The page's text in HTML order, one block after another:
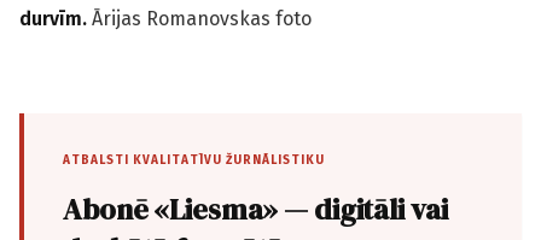
durvīm. Ārijas Romanovskas foto
ATBALSTI KVALITATĪVU ŽURNĀLISTIKU
Abonē «Liesma» — digitāli vai